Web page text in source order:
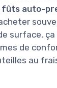
fûts auto-
surface,
de
au